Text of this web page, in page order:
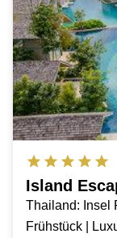
Island
Thailand: Insel
Frühstück |